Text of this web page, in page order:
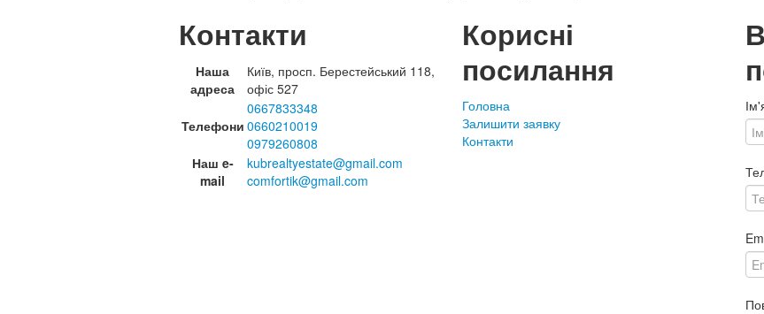
Контакти
Наша
адреса
Київ, просп. Берестейський 118,
офіс 527
Телефони
0667833348
0660210019
0979260808
Наш e-
mail
kubrealtyestate@gmail.com
comfortik@gmail.com
Корисні
посилання
Головна
Залишити заявку
Контакти